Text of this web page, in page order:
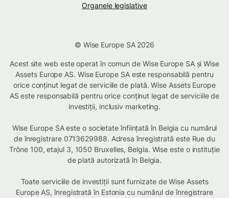
Organele legislative
© Wise Europe SA 2026
Acest site web este operat în comun de Wise Europe SA și Wise
Assets Europe AS. Wise Europe SA este responsabilă pentru
orice conținut legat de serviciile de plată. Wise Assets Europe
AS este responsabilă pentru orice conținut legat de serviciile de
investiții, inclusiv marketing.
Wise Europe SA este o societate înființată în Belgia cu numărul
de înregistrare 0713629988. Adresa înregistrată este Rue du
Trône 100, etajul 3, 1050 Bruxelles, Belgia. Wise este o instituție
de plată autorizată în Belgia.
Toate serviciile de investiții sunt furnizate de Wise Assets
Europe AS, înregistrată în Estonia cu numărul de înregistrare